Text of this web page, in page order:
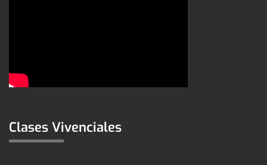
Clases Vivenciales